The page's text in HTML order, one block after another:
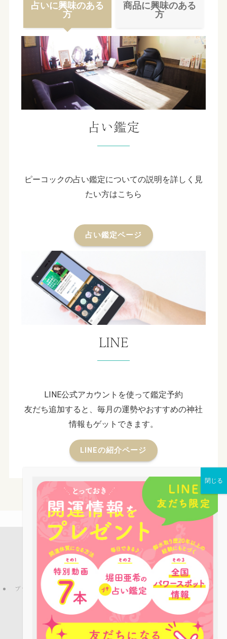
占いに興味のある
方
商品に興味のある
方
占い鑑定
ピーコックの占い鑑定についての説明を詳しく見
たい方はこちら
占い鑑定ページ
LINE
LINE公式アカウントを使って鑑定予約
友だち追加すると、毎月の運勢やおすすめの神社
情報もゲットできます。
LINEの紹介ページ
店舗案内 占い鑑定 パワーストーン
お役立ち情報
ピーコックLINE公式アカウントのご紹介
ブログ
プライバシーポリシー
特定商取引法 ご利用規約
お問い合わせ
会社概要
Copyright © パワーストーンカフェPEACOCK All rights reserved.